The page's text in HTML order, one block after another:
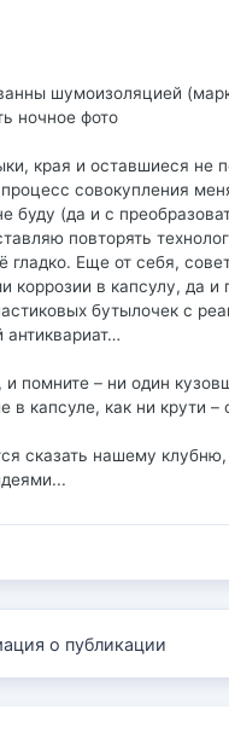
шумоизоляцией
ночное фото
края и оставшиеся
совокупления
буду (да и с
повторять
гладко. Еще от себя,
в капсулу, да
бутылочек с
антиквариат…
помните – ни один
в капсуле, как ни крути
сказать нашему
о публикации